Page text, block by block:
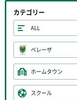
カテゴリー
ALL
ベレーザ
ホームタウン
スクール